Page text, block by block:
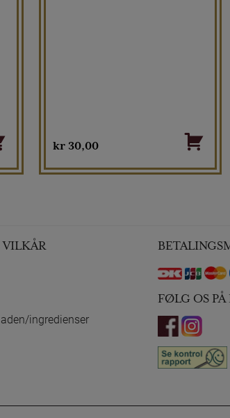
kr 30,00
VILKÅR
ingredienser
FØLG OS